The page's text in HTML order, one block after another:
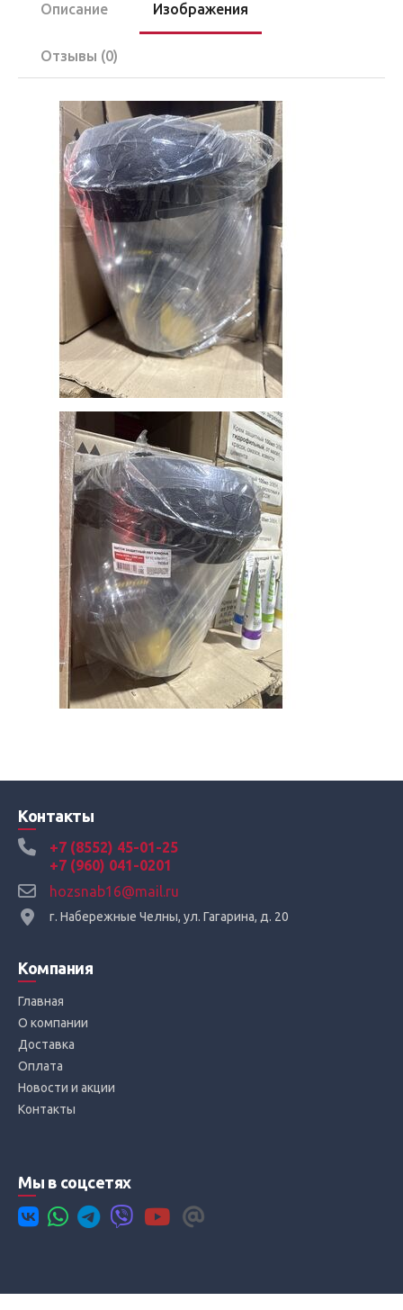
Описание Изображения
Отзывы (0)
Контакты
+7 (8552) 45-01-25
+7 (960) 041-0201
hozsnab16@mail.ru
г. Набережные Челны, ул. Гагарина, д. 20
Компания
Главная
О компании
Доставка
Оплата
Новости и акции
Контакты
Мы в соцсетях